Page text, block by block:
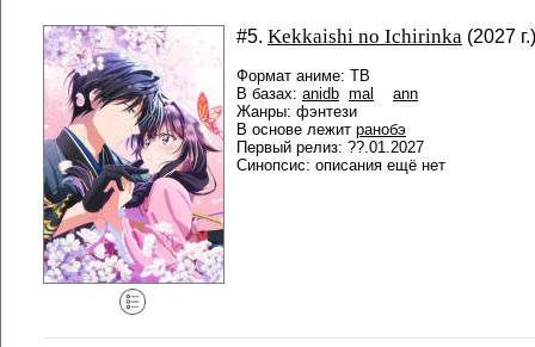
#5. Kekkaishi no Ichirinka (2027 г.)
Формат аниме: ТВ
В базах: anidb mal
ann
Жанры: фэнтези
В основе лежит ранобэ
Первый релиз: ??.01.2027
Синопсис: описания ещё нет